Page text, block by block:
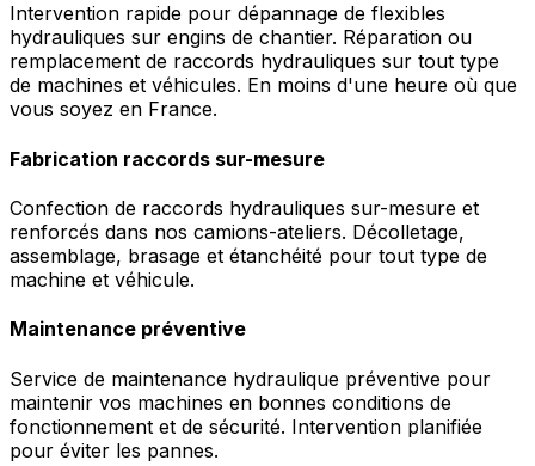
Intervention rapide pour dépannage de flexibles
hydrauliques sur engins de chantier. Réparation ou
remplacement de raccords hydrauliques sur tout type
de machines et véhicules. En moins d'une heure où que
vous soyez en France.
Fabrication raccords sur-mesure
Confection de raccords hydrauliques sur-mesure et
renforcés dans nos camions-ateliers. Décolletage,
assemblage, brasage et étanchéité pour tout type de
machine et véhicule.
Maintenance préventive
Service de maintenance hydraulique préventive pour
maintenir vos machines en bonnes conditions de
fonctionnement et de sécurité. Intervention planifiée
pour éviter les pannes.